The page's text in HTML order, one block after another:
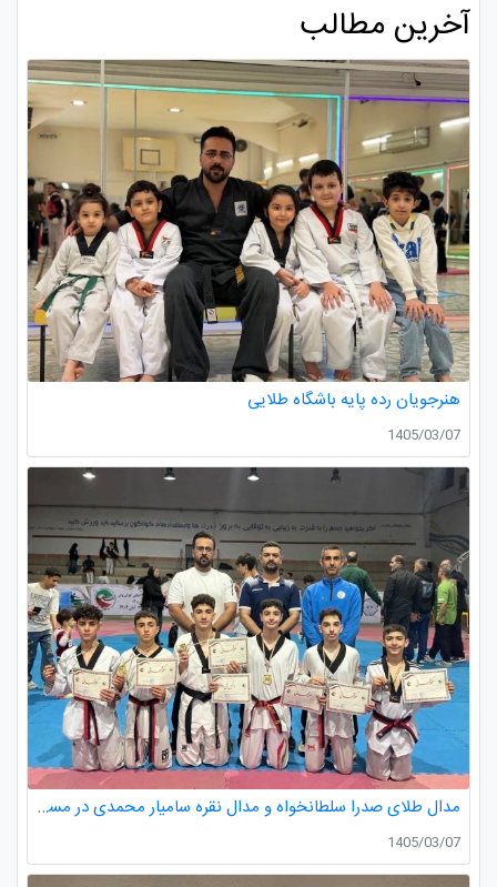
آخرین مطالب
هنرجویان رده پایه باشگاه طلایی
1405/03/07
مدال طلای صدرا سلطانخواه و مدال نقره سامیار محمدی در مسابقات قهرمانی نونهالان استان گیلان
1405/03/07